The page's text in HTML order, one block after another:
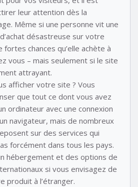
leur attention dès la
Même si une personne vit une
désastreuse sur votre
fortes chances qu’elle achète à
vous – mais seulement si le site
attrayant.
afficher votre site ? Vous
que tout ce dont vous avez
ordinateur avec une connexion
navigateur, mais de nombreux
sur des services qui
forcément dans tous les pays.
hébergement et des options de
si vous envisagez de
produit à l’étranger.